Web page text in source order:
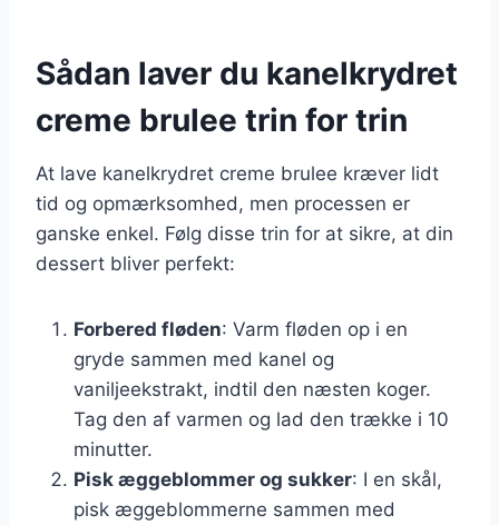
Sådan laver du kanelkrydret
creme brulee trin for trin
At lave kanelkrydret creme brulee kræver lidt
tid og opmærksomhed, men processen er
ganske enkel. Følg disse trin for at sikre, at din
dessert bliver perfekt:
Forbered fløden: Varm fløden op i en
gryde sammen med kanel og
vaniljeekstrakt, indtil den næsten koger.
Tag den af varmen og lad den trække i 10
minutter.
Pisk æggeblommer og sukker: I en skål,
pisk æggeblommerne sammen med